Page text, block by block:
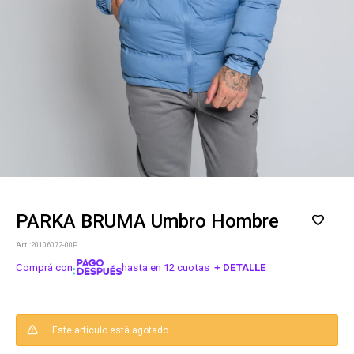
PARKA BRUMA Umbro Hombre
20106072-00P
Comprá con hasta en 12 cuotas + DETALLE
Este artículo está agotado.